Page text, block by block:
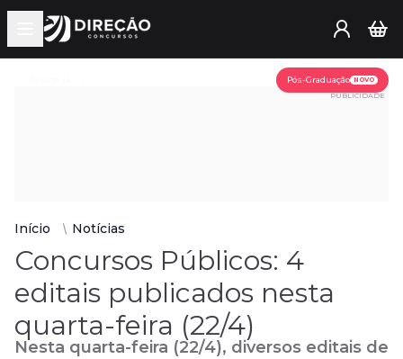
Open main menu
Pós-Graduação NOVO
PUBLICIDADE
Início Notícias
Concursos Públicos: 4
editais publicados nesta
quarta-feira (22/4)
Nesta quarta-feira (22/4), diversos editais de